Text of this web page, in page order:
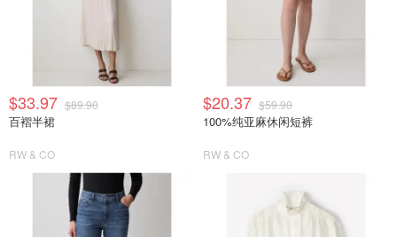
$33.97 $89.90
百褶半裙
RW & CO
$20.37 $59.90
100%纯亚麻休闲短裤
RW & CO